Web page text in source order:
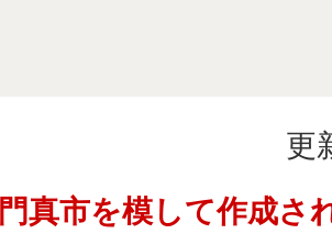
更
真市を模して作成さ